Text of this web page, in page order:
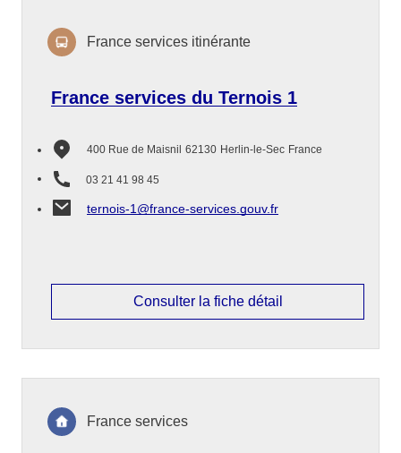
France services du Ternois 1
400 Rue de Maisnil 62130 Herlin-le-Sec France
03 21 41 98 45
ternois-1@france-services.gouv.fr
France services itinérante
Consulter la fiche détail
France services